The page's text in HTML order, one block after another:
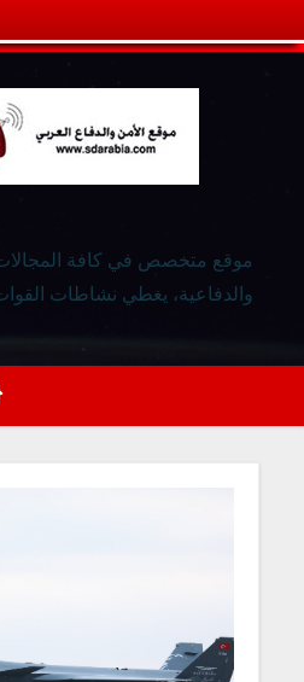
موقع متخصص في كافة المجالات
والدفاعية، يغطي نشاطات القوات